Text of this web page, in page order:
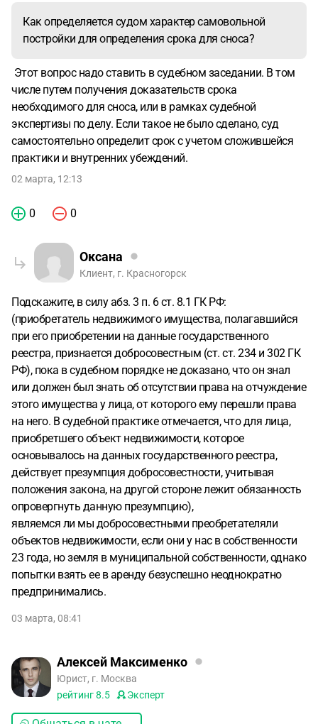
Как определяется судом характер самовольной
постройки для определения срока для сноса?
Этот вопрос надо ставить в судебном заседании. В том
числе путем получения доказательств срока
необходимого для сноса, или в рамках судебной
экспертизы по делу. Если такое не было сделано, суд
самостоятельно определит срок с учетом сложившейся
практики и внутренних убеждений.
02 марта, 12:13
0 0
Оксана
Клиент, г. Красногорск
Подскажите, в силу абз. 3 п. 6 ст. 8.1 ГК РФ:
(приобретатель недвижимого имущества, полагавшийся
при его приобретении на данные государственного
реестра, признается добросовестным (ст. ст. 234 и 302 ГК
РФ), пока в судебном порядке не доказано, что он знал
или должен был знать об отсутствии права на отчуждение
этого имущества у лица, от которого ему перешли права
на него. В судебной практике отмечается, что для лица,
приобретшего объект недвижимости, которое
основывалось на данных государственного реестра,
действует презумпция добросовестности, учитывая
положения закона, на другой стороне лежит обязанность
опровергнуть данную презумпцию),
являемся ли мы добросовестными преобретателяли
объектов недвижимости, если они у нас в собственности
23 года, но земля в муниципальной собственности, однако
попытки взять ее в аренду безуспешно неоднократно
предпринимались.
03 марта, 08:41
Алексей Максименко
Юрист, г. Москва
рейтинг8.5 Эксперт